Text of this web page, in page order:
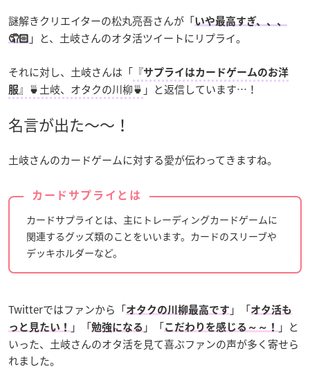
謎解きクリエイターの松丸亮吾さんが「いや最高すぎ、、、
🤦🏻 」と、土岐さんのオタ活ツイートにリプライ。
それに対し、土岐さんは「 『サプライはカードゲームのお洋
服』🍵土岐、オタクの川柳🍵 」と返信しています…！
名言が出た～～！
土岐さんのカードゲームに対する愛が伝わってきますね。
カードサプライとは
カードサプライとは、主にトレーディングカードゲームに
関連するグッズ類のことをいいます。カードのスリーブや
デッキホルダーなど。
Twitterではファンから「オタクの川柳最高です 」「オタ活も
っと見たい！
」「勉強になる 」「こだわりを感じる～～！
」と
いった、土岐さんのオタ活を見て喜ぶファンの声が多く寄せら
れました。